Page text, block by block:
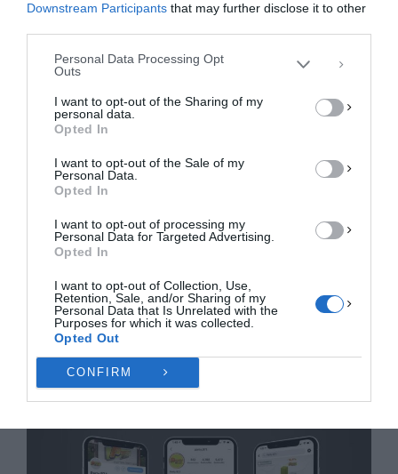
Downstream Participants that may further disclose it to other
Personal Data Processing Opt
Outs
I want to opt-out of the Sharing of my
personal data.
Opted In
I want to opt-out of the Sale of my
Personal Data.
Opted In
I want to opt-out of processing my
Personal Data for Targeted Advertising.
Opted In
I want to opt-out of Collection, Use,
Retention, Sale, and/or Sharing of my
Personal Data that Is Unrelated with the
Purposes for which it was collected.
Opted Out
CONFIRM
επεξεργαστούμε δεδομένα προσωπικού χαρακτήρα, όπως συμπεριφορά
περιήγησης ή μοναδικά αναγνωριστικά σε αυτόν τον ιστότοπο. Η μη
συγκατάθεση ή η ανάκληση της συγκατάθεσης, μπορεί να επηρεάσει
αρνητικά ορισμένες λειτουργίες και δυνατότητες.
ΠΡΟΒΟΛΉ ΠΡΟΤΙΜΉΣΕΩΝ
Πολιτική Cookies